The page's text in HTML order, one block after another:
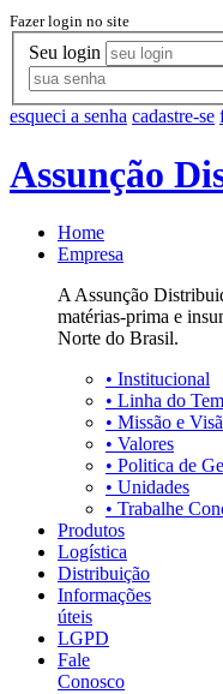
Fazer login no site
Seu login
esqueci a senha cadastre-se
Assunção
Home
Empresa
A Assunção
matérias-prima e
Norte do Brasil.
• Institucional
• Linha do
• Missão e
• Valores
• Politica de
• Unidades
• Trabalhe
Produtos
Logística
Distribuição
Informações
úteis
LGPD
Fale
Conosco